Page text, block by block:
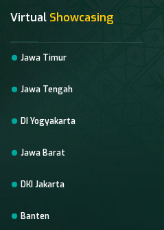
Virtual Showcasing
Jawa Timur
Jawa Tengah
DI Yogyakarta
Jawa Barat
DKI Jakarta
Banten